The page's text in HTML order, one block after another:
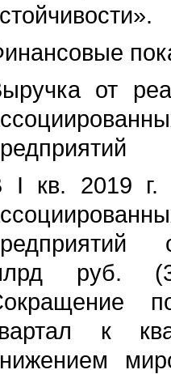
от
I кв. 2019 г.
руб.
к